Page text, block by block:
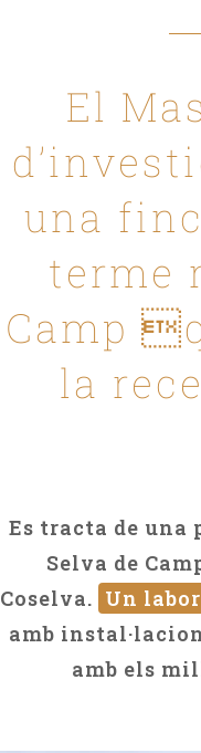
El
una
terme
Camp
la
Es tracta de una
Selva de
Coselva. Un
amb
amb els